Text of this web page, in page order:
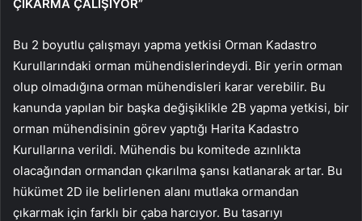
ÇIKARMA ÇALIŞIYOR”
Bu 2 boyutlu çalışmayı yapma yetkisi Orman Kadastro
Kurullarındaki orman mühendislerindeydi. Bir yerin orman
olup olmadığına orman mühendisleri karar verebilir. Bu
kanunda yapılan bir başka değişiklikle 2B yapma yetkisi, bir
orman mühendisinin görev yaptığı Harita Kadastro
Kurullarına verildi. Mühendis bu komitede azınlıkta
olacağından ormandan çıkarılma şansı katlanarak artar. Bu
hükümet 2D ile belirlenen alanı mutlaka ormandan
çıkarmak için farklı bir çaba harcıyor. Bu tasarıyı